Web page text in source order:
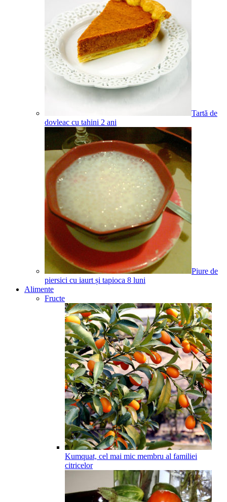
Tartă de
dovleac cu tahini 2 ani
Piure de
piersici cu iaurt și tapioca 8 luni
Alimente
Fructe
Kumquat, cel mai mic membru al familiei
citricelor